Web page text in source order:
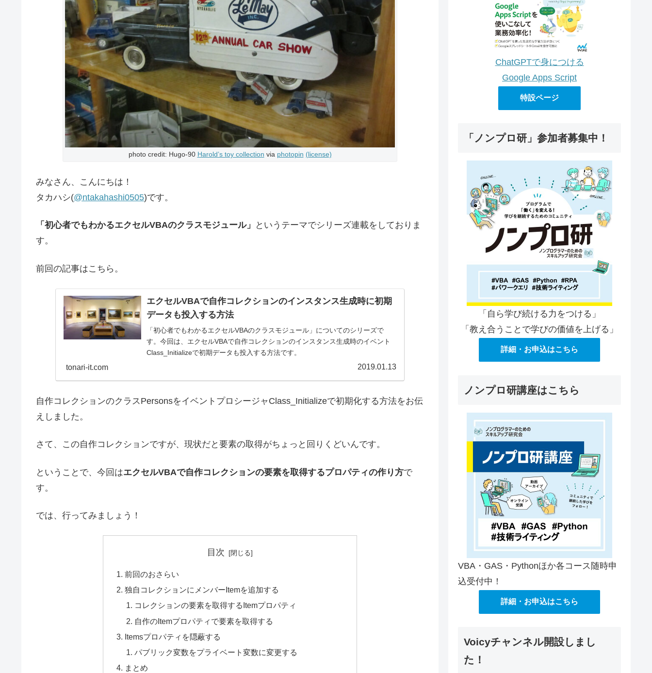
photo credit: Hugo-90 Harold’s toy collection via photopin (license)
みなさん、こんにちは！
タカハシ(@ntakahashi0505)です。
「初心者でもわかるエクセルVBAのクラスモジュール」
というテーマでシリーズ連載をしておりま
す。
前回の記事はこちら。
エクセルVBAで自作コレクションのインスタンス生成時に初期
データも投入する方法
「初心者でもわかるエクセルVBAのクラスモジュール」についてのシリーズで
す。今回は、エクセルVBAで自作コレクションのインスタンス生成時のイベント
Class_Initializeで初期データも投入する方法です。
tonari-it.com 2019.01.13
自作コレクションのクラスPersonsをイベントプロシージャClass_Initializeで初期化する方法をお伝
えしました。
さて、この自作コレクションですが、現状だと要素の取得がちょっと回りくどいんです。
ということで、今回はエクセルVBAで自作コレクションの要素を取得するプロパティの作り方で
す。
では、行ってみましょう！
目次
前回のおさらい
独自コレクションにメンバーItemを追加する
コレクションの要素を取得するItemプロパティ
自作のItemプロパティで要素を取得する
Itemsプロパティを隠蔽する
パブリック変数をプライベート変数に変更する
まとめ
ChatGPTで身につける
Google Apps Script
特設ページ
「ノンプロ研」参加者募集中！
「自ら学び続ける力をつける」
「教え合うことで学びの価値を上げる」
詳細・お申込はこちら
ノンプロ研講座はこちら
VBA・GAS・Pythonほか各コース随時申
込受付中！
詳細・お申込はこちら
Voicyチャンネル開設しまし
た！